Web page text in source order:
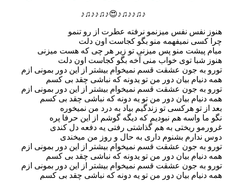
♪♫♪♪♫♪😍♪♫♪♪♫♪
هنوز نفس نفس میزنمو نرفته عطرت از رو تنمو
چرا کسی نمیفهمه منو بگو کجاست اون دلت
میام پیشت منو پس میزنی تو زیر هر چی که هست میزنی
هنوز شبا توی خواب منی آخه بگو کجاست اون دلت
تورو به جون عشقت قسم نمیخوام بیشتر از این دور بمونی ازم
همه دنیام بیان دور من تو یدونه که نباشی چقد بی کسم
تورو به جون عشقت قسم نمیخوام بیشتر از این دور بمونی ازم
همه دنیام بیان دور من تو یه دونه که نباشی چقد بی کسم
بعد از تو هرکسی تو زندگیم بیاد به درد من نمیخوره
نگو ما واسه هم نبودیم که دیگه گوشم از این حرفا پره
غرورمو ریختی به هم گذاشتی رفتی یه دفعه دل کندی
دوس ندارم بشنوم داری به حال و روز من میخندی
تورو به جون عشقت قسم نمیخوام بیشتر از این دور بمونی ازم
همه دنیام بیان دور من تو یدونه که نباشی چقد بی کسم
تورو به جون عشقت قسم نمیخوام بیشتر از این دور بمونی ازم
همه دنیام بیان دور من تو یه دونه که نباشی چقد بی کسم